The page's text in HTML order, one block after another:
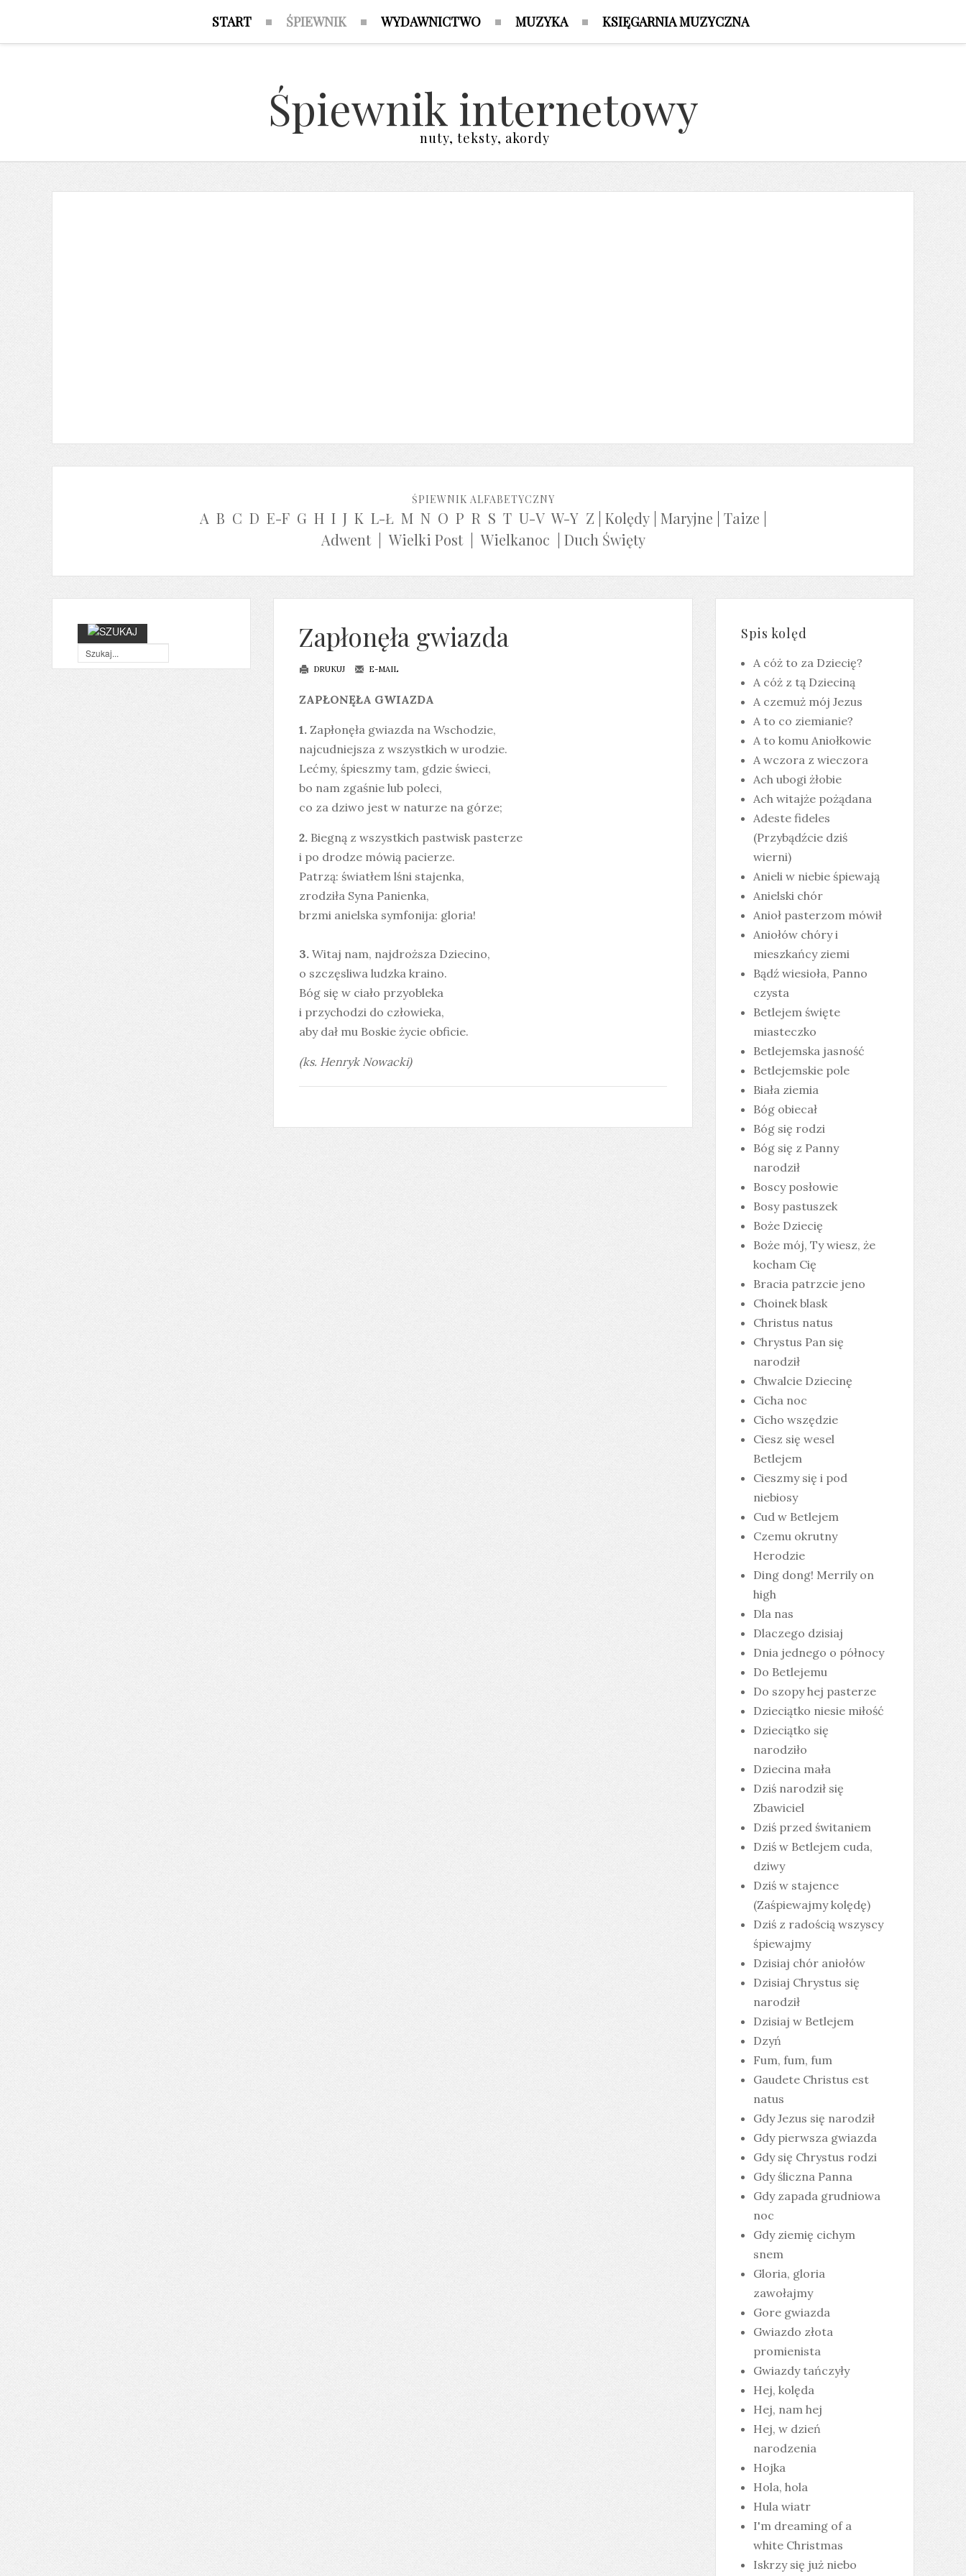
START ŚPIEWNIK WYDAWNICTWO MUZYKA KSIĘGARNIA MUZYCZNA
Śpiewnik internetowy
nuty, teksty, akordy
ŚPIEWNIK ALFABETYCZNY
A B C D E-F G H I J K L-Ł M N O P R S T U-V W-Y Z Kolędy| Maryjne Taize
Adwent| Wielki Post| Wielkanoc Duch Święty
Zapłonęła gwiazda
DRUKUJ E-MAIL
ZAPŁONĘŁA GWIAZDA
1.Zapłonęła gwiazda na Wschodzie,
najcudniejsza z wszystkich w urodzie.
Lećmy, śpieszmy tam, gdzie świeci,
bo nam zgaśnie lub poleci,
co za dziwo jest w naturze na górze;
2.Biegną z wszystkich pastwisk pasterze
i po drodze mówią pacierze.
Patrzą: światłem lśni stajenka,
zrodziła Syna Panienka,
brzmi anielska symfonija: gloria!
3.Witaj nam, najdroższa Dziecino,
o szczęsliwa ludzka kraino.
Bóg się w ciało przyobleka
i przychodzi do człowieka,
aby dał mu Boskie życie obficie.
(ks. Henryk Nowacki)
Spis kolęd
A cóż to za Dziecię?
A cóż z tą Dzieciną
A czemuż mój Jezus
A to co ziemianie?
A to komu Aniołkowie
A wczora z wieczora
Ach ubogi żłobie
Ach witajże pożądana
Adeste fideles
(Przybądźcie dziś
wierni)
Anieli w niebie śpiewają
Anielski chór
Anioł pasterzom mówił
Aniołów chóry i
mieszkańcy ziemi
Bądź wiesioła, Panno
czysta
Betlejem święte
miasteczko
Betlejemska jasność
Betlejemskie pole
Biała ziemia
Bóg obiecał
Bóg się rodzi
Bóg się z Panny
narodził
Boscy posłowie
Bosy pastuszek
Boże Dziecię
Boże mój, Ty wiesz, że
kocham Cię
Bracia patrzcie jeno
Choinek blask
Christus natus
Chrystus Pan się
narodził
Chwalcie Dziecinę
Cicha noc
Cicho wszędzie
Ciesz się wesel
Betlejem
Cieszmy się i pod
niebiosy
Cud w Betlejem
Czemu okrutny
Herodzie
Ding dong! Merrily on
high
Dla nas
Dlaczego dzisiaj
Dnia jednego o północy
Do Betlejemu
Do szopy hej pasterze
Dzieciątko niesie miłość
Dzieciątko się
narodziło
Dziecina mała
Dziś narodził się
Zbawiciel
Dziś przed świtaniem
Dziś w Betlejem cuda,
dziwy
Dziś w stajence
(Zaśpiewajmy kolędę)
Dziś z radością wszyscy
śpiewajmy
Dzisiaj chór aniołów
Dzisiaj Chrystus się
narodził
Dzisiaj w Betlejem
Dzyń
Fum, fum, fum
Gaudete Christus est
natus
Gdy Jezus się narodził
Gdy pierwsza gwiazda
Gdy się Chrystus rodzi
Gdy śliczna Panna
Gdy zapada grudniowa
noc
Gdy ziemię cichym
snem
Gloria, gloria
zawołajmy
Gore gwiazda
Gwiazdo złota
promienista
Gwiazdy tańczyły
Hej, kolęda
Hej, nam hej
Hej, w dzień
narodzenia
Hojka
Hola, hola
Hula wiatr
I'm dreaming of a
white Christmas
Iskrzy się już niebo